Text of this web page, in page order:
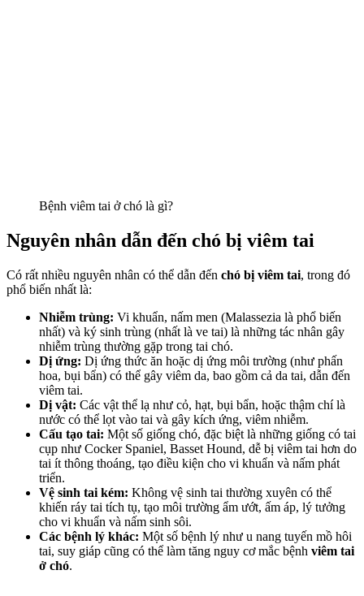
Bệnh viêm tai ở chó là gì?
Nguyên nhân dẫn đến chó bị viêm tai
Có rất nhiều nguyên nhân có thể dẫn đến chó bị viêm tai, trong đó
phổ biến nhất là:
Nhiễm trùng: Vi khuẩn, nấm men (Malassezia là phổ biến
nhất) và ký sinh trùng (nhất là ve tai) là những tác nhân gây
nhiễm trùng thường gặp trong tai chó.
Dị ứng: Dị ứng thức ăn hoặc dị ứng môi trường (như phấn
hoa, bụi bẩn) có thể gây viêm da, bao gồm cả da tai, dẫn đến
viêm tai.
Dị vật: Các vật thể lạ như cỏ, hạt, bụi bẩn, hoặc thậm chí là
nước có thể lọt vào tai và gây kích ứng, viêm nhiễm.
Cấu tạo tai: Một số giống chó, đặc biệt là những giống có tai
cụp như Cocker Spaniel, Basset Hound, dễ bị viêm tai hơn do
tai ít thông thoáng, tạo điều kiện cho vi khuẩn và nấm phát
triển.
Vệ sinh tai kém: Không vệ sinh tai thường xuyên có thể
khiến ráy tai tích tụ, tạo môi trường ẩm ướt, ấm áp, lý tưởng
cho vi khuẩn và nấm sinh sôi.
Các bệnh lý khác: Một số bệnh lý như u nang tuyến mồ hôi
tai, suy giáp cũng có thể làm tăng nguy cơ mắc bệnh viêm tai
ở chó.